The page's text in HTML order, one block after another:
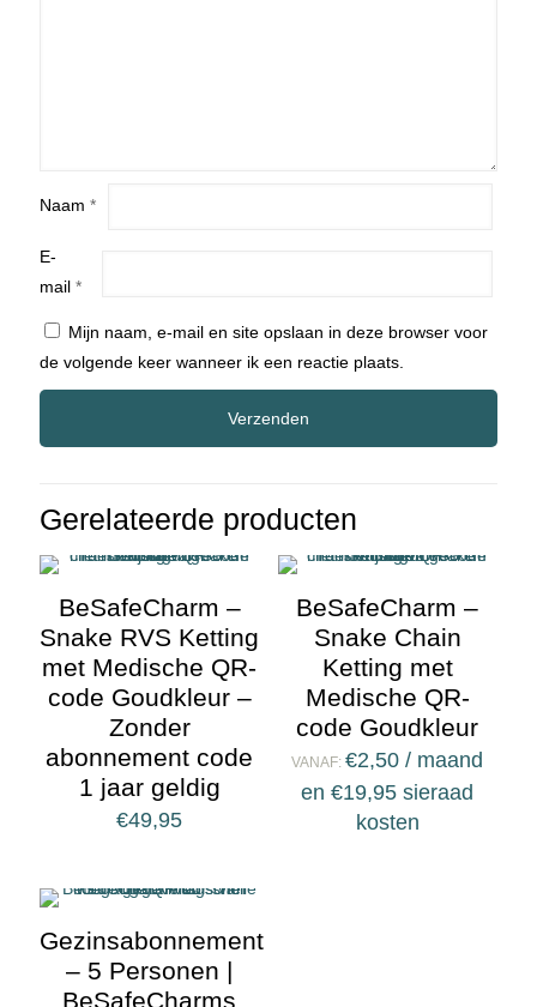
Naam *
E-
mail *
Mijn naam, e-mail en site opslaan in deze browser voor
de volgende keer wanneer ik een reactie plaats.
Gerelateerde producten
BeSafeCharm –
Snake RVS Ketting
met Medische QR-
code Goudkleur –
Zonder
abonnement code
1 jaar geldig
€49,95
BeSafeCharm –
Snake Chain
Ketting met
Medische QR-
code Goudkleur
VANAF:€2,50 / maand
en€19,95 sieraad
kosten
Gezinsabonnement
– 5 Personen |
BeSafeCharms